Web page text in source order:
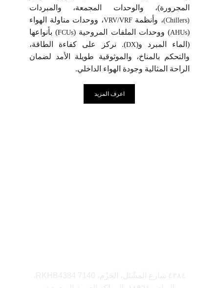
المجرورة)، والوحدات المجمعة، والمبردات
(Chillers) ، وأنظمةVRV/VRF، ووحدات مناولة الهواء
(
AHUs
)ووحدات الملفات المروحية (
FCUs
)بأنواعها
(الماء المبرد و(
DX
). نركز على كفاءة الطاقة،
والتحكم بالمناخ، والموثوقية طويلة الأمد لضمان
الراحة المثالية وجودة الهواء الداخلي.
اعرف المزيد